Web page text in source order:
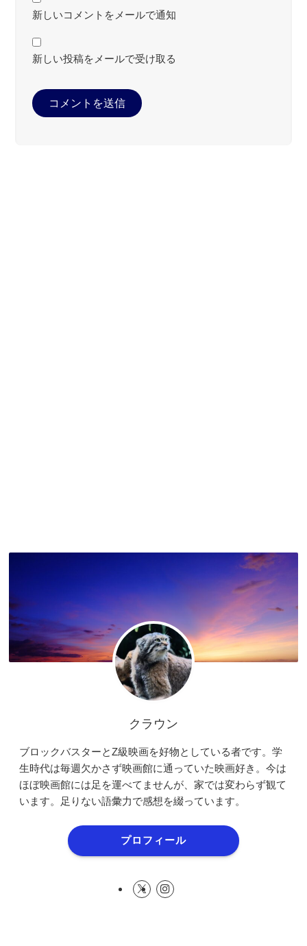
新しいコメントをメールで通知
新しい投稿をメールで受け取る
クラウン
ブロックバスターとZ級映画を好物としている者です。学
生時代は毎週欠かさず映画館に通っていた映画好き。今は
ほぼ映画館には足を運べてませんが、家では変わらず観て
います。足りない語彙力で感想を綴っています。
プロフィール